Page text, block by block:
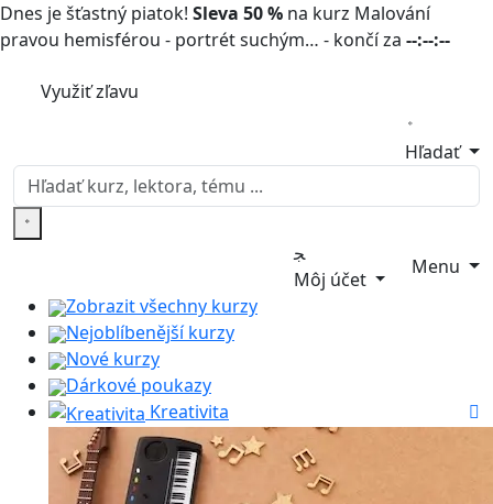
Dnes je šťastný piatok! Sleva 50 % na kurz Malování
pravou hemisférou - portrét suchým… - končí za --:--:--
Využiť zľavu
Hľadať
Môj účet
Menu
Zobrazit všechny kurzy
Nejoblíbenější kurzy
Nové kurzy
Dárkové poukazy
Kreativita